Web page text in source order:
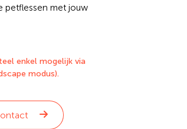
petflessen met jouw
duurzame
enkel mogelijk via
modus).